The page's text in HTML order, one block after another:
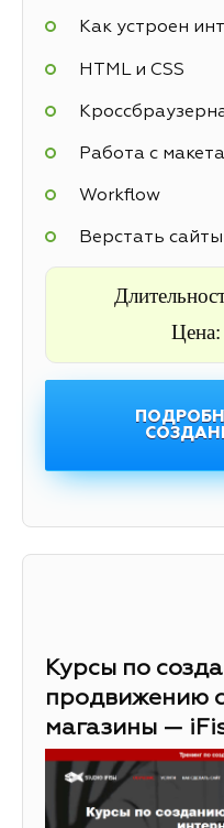
Как устроен
HTML и CSS
Работа с
Workflow
Верстать
Цена:
Курсы по
продвижению
магазины —